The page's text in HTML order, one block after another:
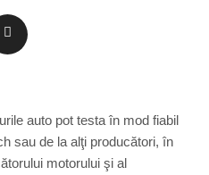
auto pot testa în mod fiabil
sau de la alţi producători, în
motorului şi al